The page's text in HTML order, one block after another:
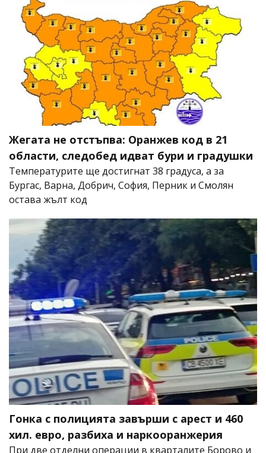
Жегата не отстъпва: Оранжев код в 21
области, следобед идват бури и градушки
Температурите ще достигнат 38 градуса, а за
Бургас, Варна, Добрич, София, Перник и Смолян
остава жълт код
Гонка с полицията завърши с арест и 460
хил. евро, разбиха и наркооранжерия
При две отделни операции в кварталите Борово и